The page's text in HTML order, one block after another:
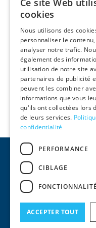
Squair x IBA 2025
10 novembre 2025
Ce site Web
cookies
Nous utilisons des
personnaliser le
analyser notre trafic.
également des
utilisation de notre site
partenaires de publicité
peuvent les combiner
informations que vous
qu'ils ont collectées lors
de leurs services.
confidentialité
PERFORMANCE
CIBLAGE
FONCTIONNALITÉ
ACCEPTER TOUT